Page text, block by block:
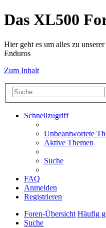
Das XL500
Hier geht es um alles zu
Enduros
Zum Inhalt
Schnellzugriff
Unbeantwortete
Aktive Themen
Suche
FAQ
Anmelden
Registrieren
Foren-Übersicht Häufig
Suche